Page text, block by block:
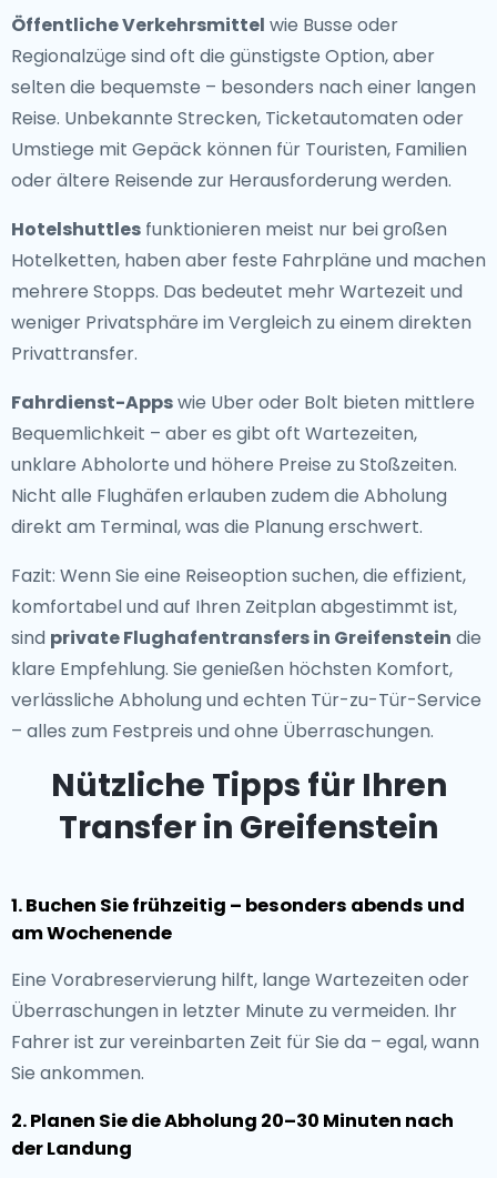
Öffentliche Verkehrsmittel wie Busse oder
Regionalzüge sind oft die günstigste Option, aber
selten die bequemste – besonders nach einer langen
Reise. Unbekannte Strecken, Ticketautomaten oder
Umstiege mit Gepäck können für Touristen, Familien
oder ältere Reisende zur Herausforderung werden.
Hotelshuttles funktionieren meist nur bei großen
Hotelketten, haben aber feste Fahrpläne und machen
mehrere Stopps. Das bedeutet mehr Wartezeit und
weniger Privatsphäre im Vergleich zu einem direkten
Privattransfer.
Fahrdienst-Appswie Uber oder Bolt bieten mittlere
Bequemlichkeit – aber es gibt oft Wartezeiten,
unklare Abholorte und höhere Preise zu Stoßzeiten.
Nicht alle Flughäfen erlauben zudem die Abholung
direkt am Terminal, was die Planung erschwert.
Fazit: Wenn Sie eine Reiseoption suchen, die effizient,
komfortabel und auf Ihren Zeitplan abgestimmt ist,
sind private Flughafentransfers in Greifenstein die
klare Empfehlung. Sie genießen höchsten Komfort,
verlässliche Abholung und echten Tür-zu-Tür-Service
– alles zum Festpreis und ohne Überraschungen.
Nützliche Tipps für Ihren
Transfer in Greifenstein
1. Buchen Sie frühzeitig – besonders abends und
am Wochenende
Eine Vorabreservierung hilft, lange Wartezeiten oder
Überraschungen in letzter Minute zu vermeiden. Ihr
Fahrer ist zur vereinbarten Zeit für Sie da – egal, wann
Sie ankommen.
2. Planen Sie die Abholung 20–30 Minuten nach
der Landung